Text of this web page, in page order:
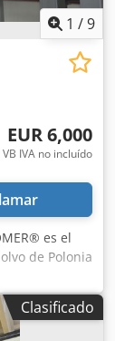
1 /9
EUR 6,000
VB IVA no incluído
es el
de Polonia
tiene más
en más de
equipos
polvo, así
Clasificado